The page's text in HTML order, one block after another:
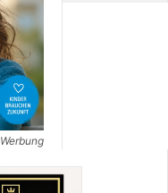
Werbung